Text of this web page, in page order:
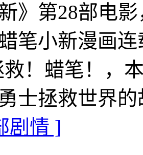
》第28部电
笔小新漫画
！蜡笔！，
士拯救世界的
剧情 ]